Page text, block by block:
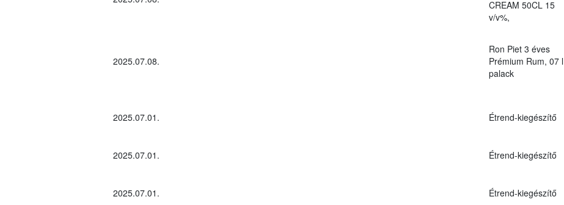
CREAM 50CL 15
v/v%,
2025.07.08.
Ron Piet 3 éves
Prémium Rum, 07 l
palack
2025.07.01. Étrend-kiegészítő
2025.07.01. Étrend-kiegészítő
2025.07.01. Étrend-kiegészítő